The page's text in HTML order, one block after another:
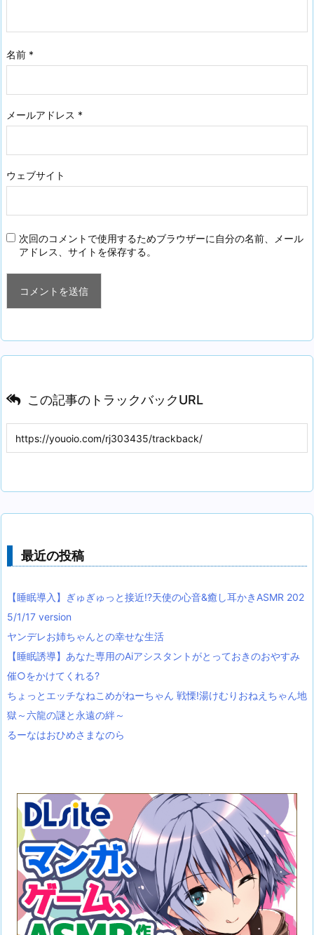
名前 *
メールアドレス *
ウェブサイト
次回のコメントで使用するためブラウザーに自分の名前、メール
アドレス、サイトを保存する。
この記事のトラックバックURL
最近の投稿
【睡眠導入】ぎゅぎゅっと接近!?天使の心音&癒し耳かきASMR 202
5/1/17 version
ヤンデレお姉ちゃんとの幸せな生活
【睡眠誘導】あなた専用のAiアシスタントがとっておきのおやすみ
催○をかけてくれる?
ちょっとエッチなねこめがねーちゃん 戦慄!湯けむりおねえちゃん地
獄～六龍の謎と永遠の絆～
るーなはおひめさまなのら